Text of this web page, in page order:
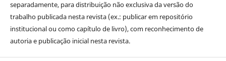
separadamente, para distribuição não exclusiva da versão do
trabalho publicada nesta revista (ex.: publicar em repositório
institucional ou como capítulo de livro), com reconhecimento de
autoria e publicação inicial nesta revista.